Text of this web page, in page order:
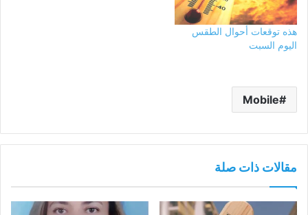
هذه توقعات أحوال الطقس
اليوم السبت
Mobile
مقالات ذات صلة